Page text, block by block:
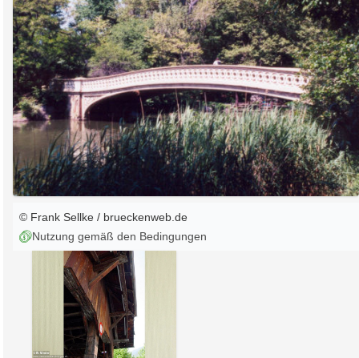
© Frank Sellke / brueckenweb.de
Nutzung gemäß den Bedingungen